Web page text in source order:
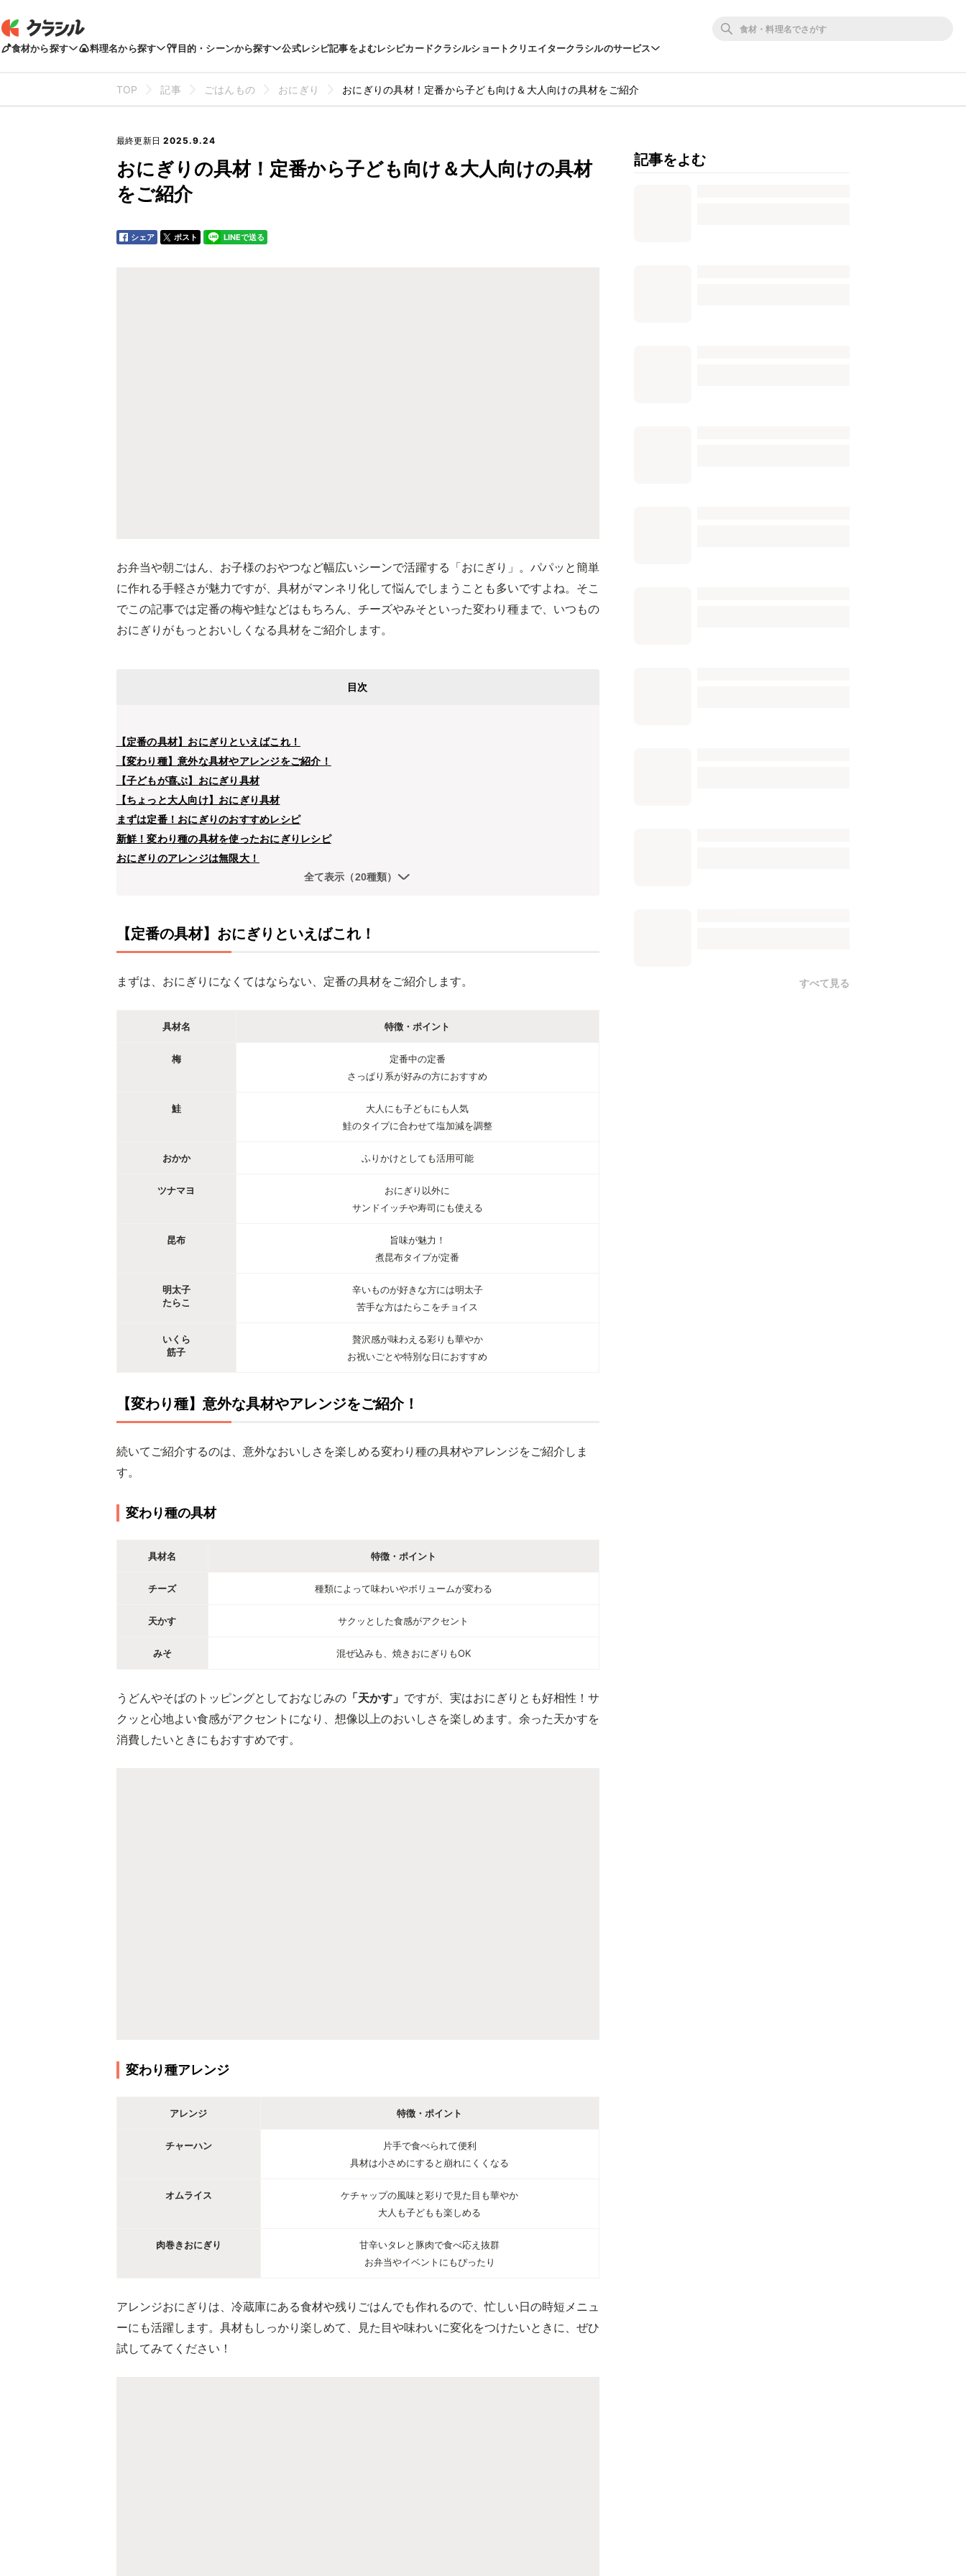
食材から探す 料理名から探す 目的・シーンから探す 公式レシピ記事をよむレシピカードクラシルショートクリエイタークラシルのサービス
TOP 記事 ごはんもの おにぎり おにぎりの具材！定番から子ども向け＆大人向けの具材をご紹介
最終更新日 2025.9.24
おにぎりの具材！定番から子ども向け＆大人向けの具材
をご紹介
シェア ポスト LINEで送る
お弁当や朝ごはん、お子様のおやつなど幅広いシーンで活躍する「おにぎり」。パパッと簡単
に作れる手軽さが魅力ですが、具材がマンネリ化して悩んでしまうことも多いですよね。そこ
でこの記事では定番の梅や鮭などはもちろん、チーズやみそといった変わり種まで、いつもの
おにぎりがもっとおいしくなる具材をご紹介します。
目次
【定番の具材】おにぎりといえばこれ！
【変わり種】意外な具材やアレンジをご紹介！
【子どもが喜ぶ】おにぎり具材
【ちょっと大人向け】おにぎり具材
まずは定番！おにぎりのおすすめレシピ
新鮮！変わり種の具材を使ったおにぎりレシピ
おにぎりのアレンジは無限大！
全て表示（20種類）
【定番の具材】おにぎりといえばこれ！
まずは、おにぎりになくてはならない、定番の具材をご紹介します。
具材名 特徴・ポイント
梅
定番中の定番
さっぱり系が好みの方におすすめ
鮭
大人にも子どもにも人気
鮭のタイプに合わせて塩加減を調整
おかか ふりかけとしても活用可能
ツナマヨ
おにぎり以外に
サンドイッチや寿司にも使える
昆布
旨味が魅力！
煮昆布タイプが定番
明太子
たらこ
辛いものが好きな方には明太子
苦手な方はたらこをチョイス
いくら
筋子
贅沢感が味わえる彩りも華やか
お祝いごとや特別な日におすすめ
【変わり種】意外な具材やアレンジをご紹介！
続いてご紹介するのは、意外なおいしさを楽しめる変わり種の具材やアレンジをご紹介しま
す。
変わり種の具材
具材名 特徴・ポイント
チーズ 種類によって味わいやボリュームが変わる
天かす サクッとした食感がアクセント
みそ 混ぜ込みも、焼きおにぎりもOK
うどんやそばのトッピングとしておなじみの「天かす」 ですが、実はおにぎりとも好相性！サ
クッと心地よい食感がアクセントになり、想像以上のおいしさを楽しめます。余った天かすを
消費したいときにもおすすめです。
変わり種アレンジ
アレンジ 特徴・ポイント
チャーハン
片手で食べられて便利
具材は小さめにすると崩れにくくなる
オムライス
ケチャップの風味と彩りで見た目も華やか
大人も子どもも楽しめる
肉巻きおにぎり
甘辛いタレと豚肉で食べ応え抜群
お弁当やイベントにもぴったり
アレンジおにぎりは、冷蔵庫にある食材や残りごはんでも作れるので、忙しい日の時短メニュ
ーにも活躍します。具材もしっかり楽しめて、見た目や味わいに変化をつけたいときに、ぜひ
試してみてください！
記事をよむ
すべて見る